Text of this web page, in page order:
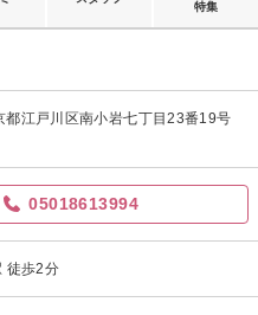
特集
江戸川区南小岩七丁目23番19号
05018613994
徒歩2分